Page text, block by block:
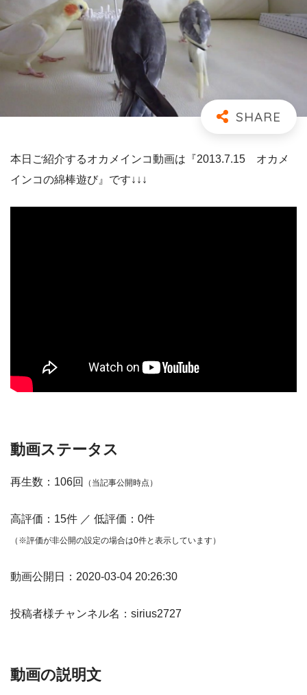
本日ご紹介するオカメインコ動画は『2013.7.15 オカメ
インコの綿棒遊び』です↓↓↓
動画ステータス
再生数：106回 （当記事公開時点）
高評価：15件 ／ 低評価：0件
（※評価が非公開の設定の場合は0件と表示しています）
動画公開日：2020-03-04 20:26:30
投稿者様チャンネル名：sirius2727
動画の説明文